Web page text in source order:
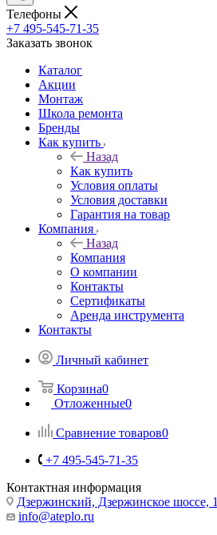
Телефоны
+7 495-545-71-35
Заказать звонок
Каталог
Акции
Монтаж
Школа ремонта
Бренды
Как купить
Назад
Как купить
Условия оплаты
Условия доставки
Гарантия на товар
Компания
Назад
Компания
О компании
Контакты
Сертификаты
Аренда инструмента
Контакты
Личный кабинет
Корзина0
Отложенные0
Сравнение товаров0
+7 495-545-71-35
Контактная информация
Дзержинский, Дзержинское шоссе, 1
info@ateplo.ru